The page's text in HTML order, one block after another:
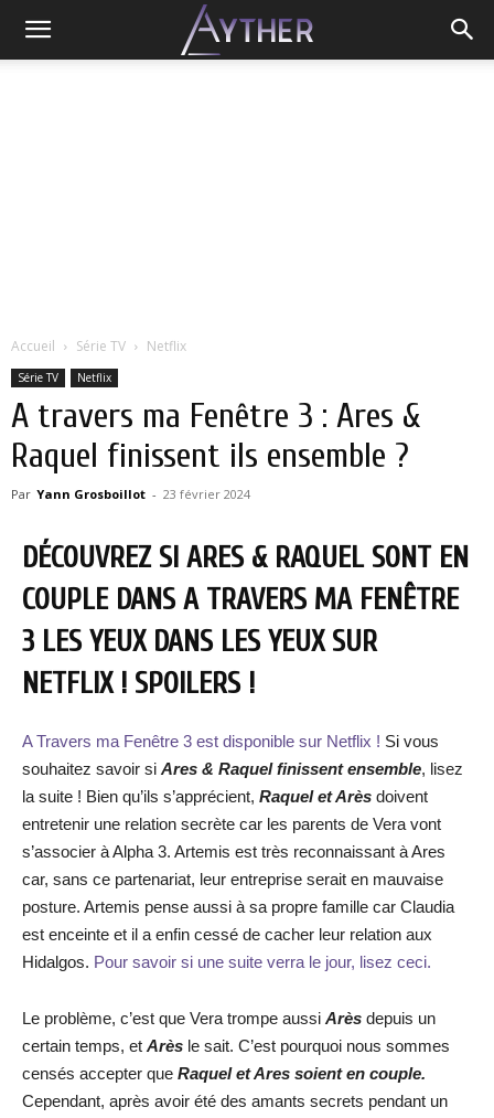
Accueil Série TV Netflix
Série TV Netflix
A travers ma Fenêtre 3 : Ares &
Raquel finissent ils ensemble ?
Par Yann Grosboillot - 23 février 2024
DÉCOUVREZ SI ARES & RAQUEL SONT EN
COUPLE DANS A TRAVERS MA FENÊTRE
3 LES YEUX DANS LES YEUX SUR
NETFLIX ! SPOILERS !
A Travers ma Fenêtre 3 est disponible sur Netflix ! Si vous
souhaitez savoir si Ares & Raquel finissent ensemble, lisez
la suite ! Bien qu’ils s’apprécient, Raquel et Arès doivent
entretenir une relation secrète car les parents de Vera vont
s’associer à Alpha 3. Artemis est très reconnaissant à Ares
car, sans ce partenariat, leur entreprise serait en mauvaise
posture. Artemis pense aussi à sa propre famille car Claudia
est enceinte et il a enfin cessé de cacher leur relation aux
Hidalgos. Pour savoir si une suite verra le jour, lisez ceci.
Le problème, c’est que Vera trompe aussi Arès depuis un
certain temps, et Arès le sait. C’est pourquoi nous sommes
censés accepter que Raquel et Ares soient en couple.
Cependant, après avoir été des amants secrets pendant un